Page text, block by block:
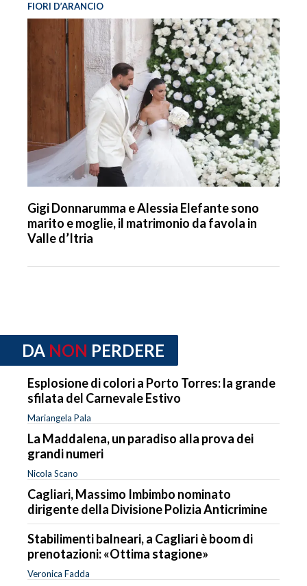
FIORI D’ARANCIO
Gigi Donnarumma e Alessia Elefante sono
marito e moglie, il matrimonio da favola in
Valle d’Itria
DA NON PERDERE
Esplosione di colori a Porto Torres: la grande
sfilata del Carnevale Estivo
Mariangela Pala
La Maddalena, un paradiso alla prova dei
grandi numeri
Nicola Scano
Cagliari, Massimo Imbimbo nominato
dirigente della Divisione Polizia Anticrimine
Stabilimenti balneari, a Cagliari è boom di
prenotazioni: «Ottima stagione»
Veronica Fadda